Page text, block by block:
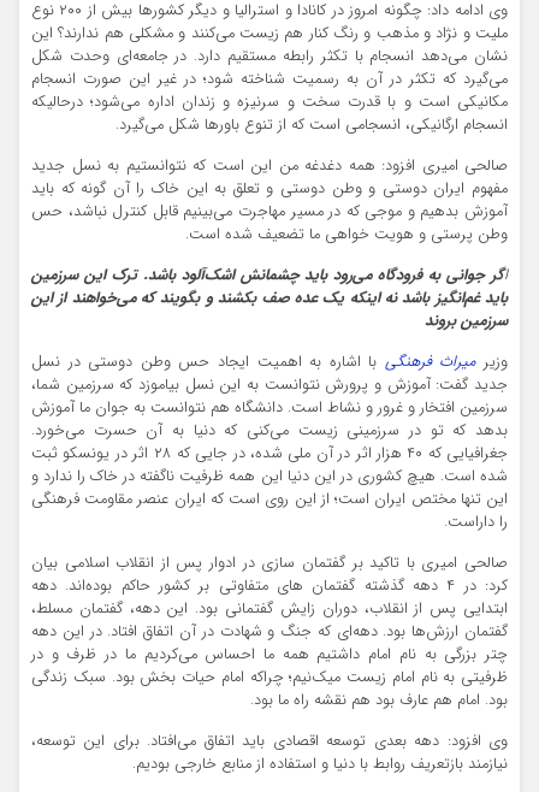
وی ادامه داد: چگونه امروز در کانادا و استرالیا و دیگر کشورها بیش از ۲۰۰ نوع
ملیت و نژاد و مذهب و رنگ کنار هم زیست می‌کنند و مشکلی هم ندارند؟ این
نشان می‌دهد انسجام با تکثر رابطه مستقیم دارد. در جامعه‌ای وحدت شکل
می‌گیرد که تکثر در آن به رسمیت شناخته شود؛ در غیر این صورت انسجام
مکانیکی است و با قدرت سخت و سرنیزه و زندان اداره می‌شود؛ درحالیکه
انسجام ارگانیکی، انسجامی است که از تنوع باورها شکل می‌گیرد.
صالحی امیری افزود: همه دغدغه من این است که نتوانستیم به نسل جدید
مفهوم ایران دوستی و وطن دوستی و تعلق به این خاک را آن گونه که باید
آموزش بدهیم و موجی که در مسیر مهاجرت می‌بینیم قابل کنترل نباشد، حس
وطن پرستی و هویت خواهی ما تضعیف شده است.
اگر جوانی به فرودگاه می‌رود باید چشمانش اشک‌آلود باشد. ترک این سرزمین
باید غم‌انگیز باشد نه اینکه یک عده صف بکشند و بگویند که می‌خواهند از این
سرزمین بروند
وزیرمیراث فرهنگی با اشاره به اهمیت ایجاد حس وطن دوستی در نسل
جدید گفت: آموزش و پرورش نتوانست به این نسل بیاموزد که سرزمین شما،
سرزمین افتخار و غرور و نشاط است. دانشگاه هم نتوانست به جوان ما آموزش
بدهد که تو در سرزمینی زیست می‌کنی که دنیا به آن حسرت می‌خورد.
جغرافیایی که ۴۰ هزار اثر در آن ملی شده، در جایی که ۲۸ اثر در یونسکو ثبت
شده است. هیچ کشوری در این دنیا این همه ظرفیت ناگفته در خاک را ندارد و
این تنها مختص ایران است؛ از این روی است که ایران عنصر مقاومت فرهنگی
را داراست.
صالحی امیری با تاکید بر گفتمان سازی در ادوار پس از انقلاب اسلامی بیان
کرد: در ۴ دهه گذشته گفتمان های متفاوتی بر کشور حاکم بوده‌اند. دهه
ابتدایی پس از انقلاب، دوران زایش گفتمانی بود. این دهه، گفتمان مسلط،
گفتمان ارزش‌ها بود. دهه‌ای که جنگ و شهادت در آن اتفاق افتاد. در این دهه
چتر بزرگی به نام امام داشتیم همه ما احساس می‌کردیم ما در ظرف و در
ظرفیتی به نام امام زیست میک‌نیم؛ چراکه امام حیات بخش بود. سبک زندگی
بود. امام هم عارف بود هم نقشه راه ما بود.
وی افزود: دهه بعدی توسعه اقصادی باید اتفاق می‌افتاد. برای این توسعه،
نیازمند بازتعریف روابط با دنیا و استفاده از منابع خارجی بودیم.